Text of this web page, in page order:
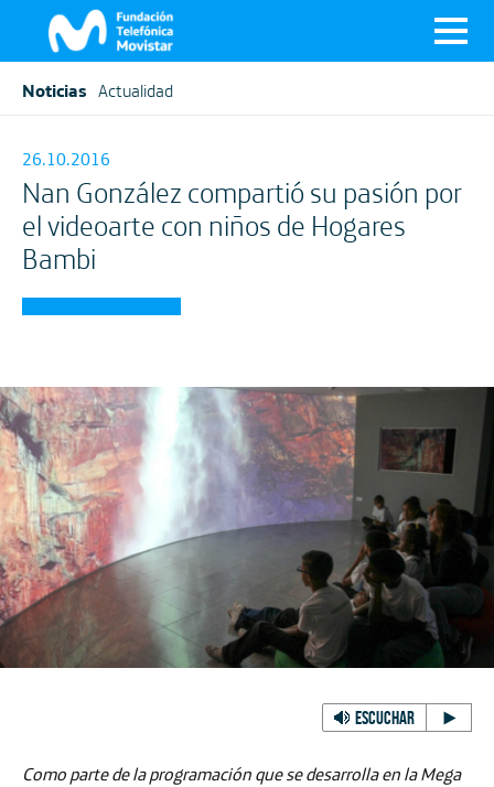
Noticias Actualidad
26.10.2016
Nan González compartió su pasión por
el videoarte con niños de Hogares
Bambi
ESCUCHAR
Como parte de la programación que se desarrolla en laMega